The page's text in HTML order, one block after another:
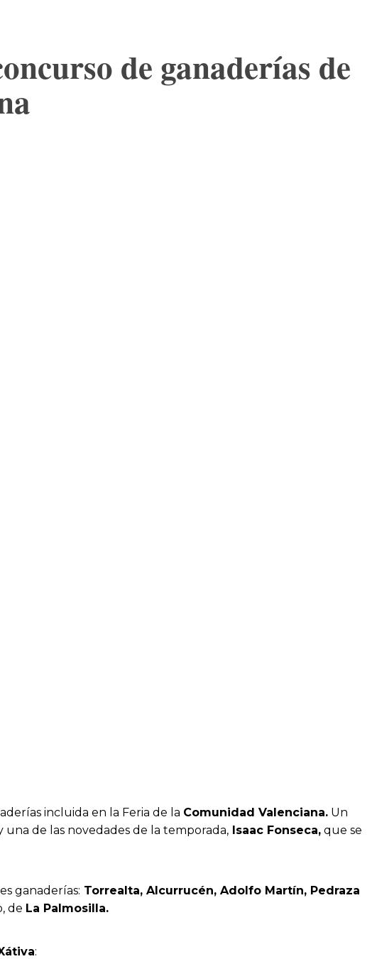
de ganaderías de
incluida en la Feria de la Comunidad Valenciana. Un
una de las novedades de la temporada, Isaac Fonseca, que se
ganaderías: Torrealta, Alcurrucén, Adolfo Martín, Pedraza
de La Palmosilla.
: